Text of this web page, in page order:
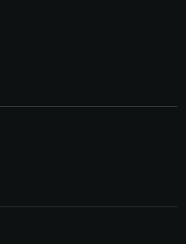
Questi cookie
essere